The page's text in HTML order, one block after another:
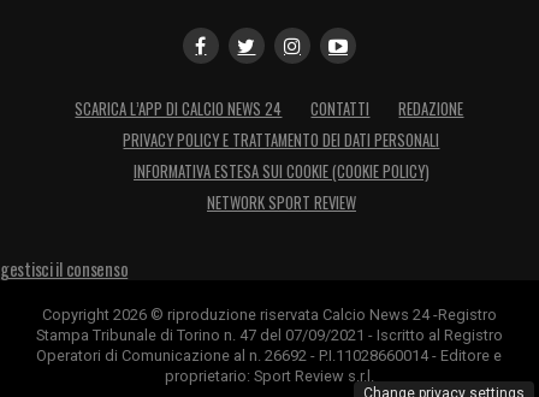
SCARICA L’APP DI CALCIO NEWS 24 CONTATTI
REDAZIONE
PRIVACY POLICY E TRATTAMENTO DEI DATI PERSONALI
INFORMATIVA ESTESA SUI COOKIE (COOKIE POLICY)
NETWORK SPORT REVIEW
gestisci il consenso
Copyright 2026 © riproduzione riservata Calcio News 24 -Registro
Stampa Tribunale di Torino n. 47 del 07/09/2021 - Iscritto al Registro
Operatori di Comunicazione al n. 26692 - P.I.11028660014 - Editore e
proprietario: Sport Review s.r.l.
Change privacy settings